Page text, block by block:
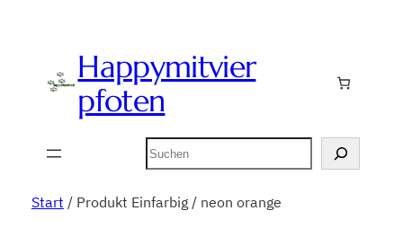
Happymitvier
pfoten
Suchen
Start / Produkt Einfarbig / neon orange